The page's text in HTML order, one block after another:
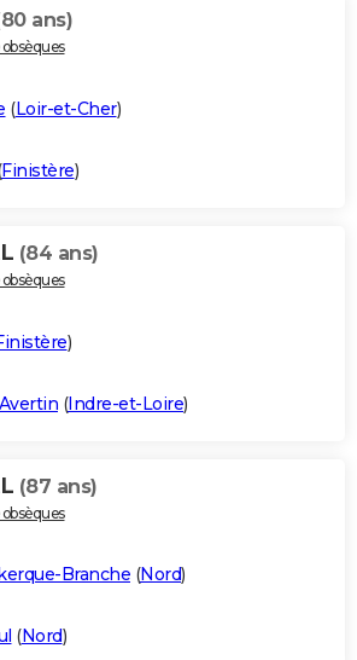
ans)
(Loir-et-Cher)
Finistère)
(84 ans)
)
(Indre-et-Loire)
(87 ans)
Branche (Nord)
(Nord)